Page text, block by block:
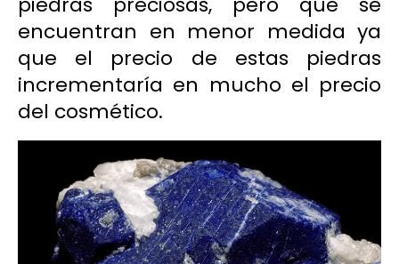
encuentran en menor medida ya
que el precio de estas piedras
incrementaría en mucho el precio
del cosmético.